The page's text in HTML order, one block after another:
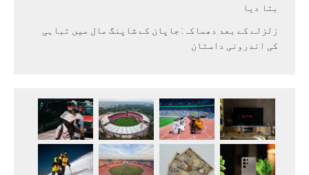
بتا دیا
زلزلے کے بعد دھماکہ: جاپان کے شاپنگ مال میں تباہی
کی اندرونی داستان